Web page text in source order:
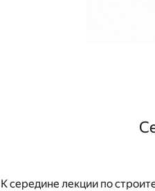
К середине лекции по